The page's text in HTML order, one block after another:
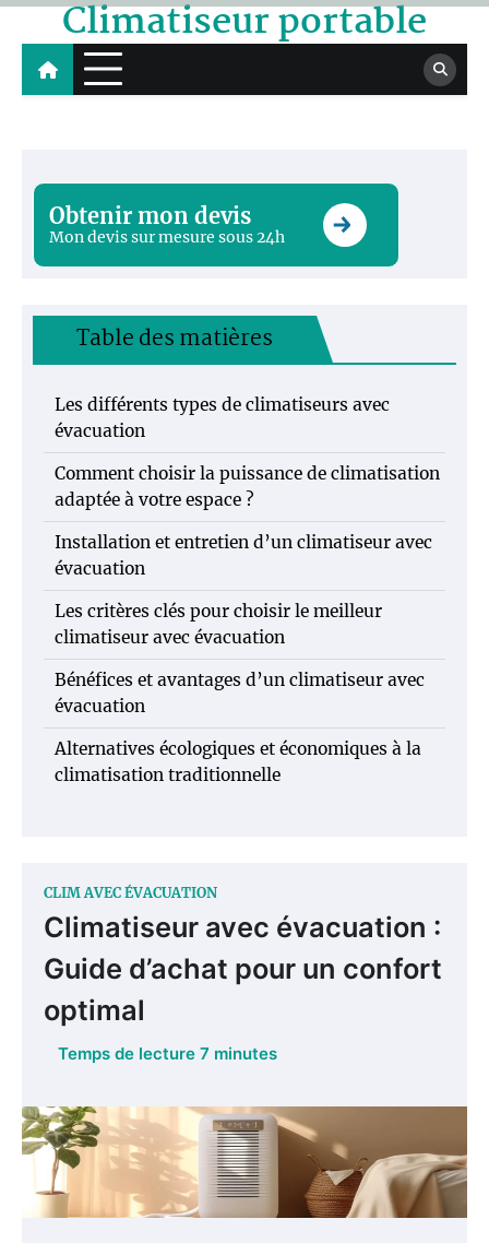
Skip
content
Climatiseur portable
CLIM AVEC ÉVACUATION
Climatiseur avec évacuation :
Guide d’achat pour un confort
optimal
Obtenir mon devis
Mon devis sur mesure sous 24h
Table des matières
Les différents types de climatiseurs avec
évacuation
Comment choisir la puissance de climatisation
adaptée à votre espace ?
Installation et entretien d’un climatiseur avec
évacuation
Les critères clés pour choisir le meilleur
climatiseur avec évacuation
Bénéfices et avantages d’un climatiseur avec
évacuation
Alternatives écologiques et économiques à la
climatisation traditionnelle